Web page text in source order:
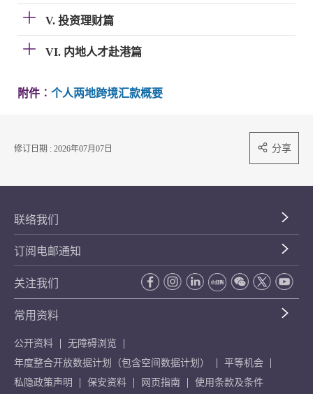
V. 投资理财篇
VI. 内地人才赴港篇
附件︰ 个人两地跨境汇款概要
修订日期 : 2026年07月07日 分享
联络我们
订阅电邮通知
关注我们
常用资料
公开资料
无障碍浏览
年度整合开放数据计划（包含空间数据计划）
平等机会
私隐政策声明
保安资料 网页指南 使用条款及条件